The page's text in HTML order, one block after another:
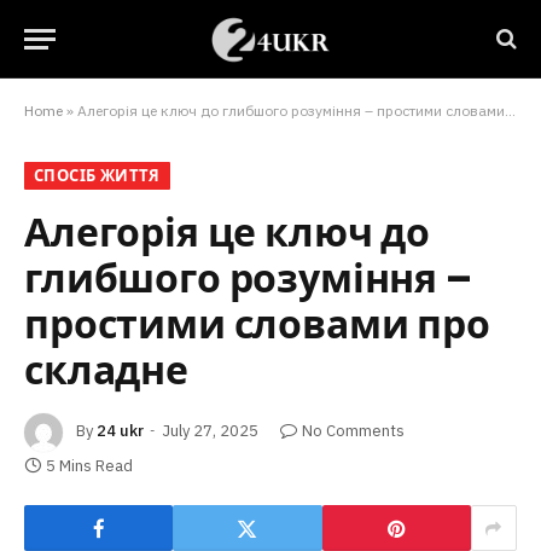
Home » Алегорія це ключ до глибшого розуміння – простими словами про складне
СПОСІБ ЖИТТЯ
Алегорія це ключ до
глибшого розуміння –
простими словами про
складне
By 24 ukr July 27, 2025
No Comments
5 Mins Read